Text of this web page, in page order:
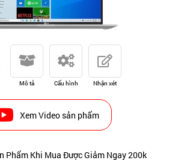
Mô tả Cấu hình Nhận xét
Xem Video sản phẩm
Phẩm Khi Mua Được Giảm Ngay 200k